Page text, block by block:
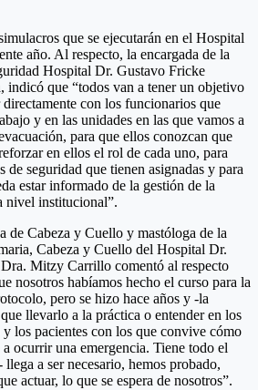
que se ejecutarán en el Hospital
año. Al respecto, la encargada de la
Hospital Dr. Gustavo Fricke
indicó que “todos van a tener un objetivo
con los funcionarios que
y en las unidades en las que vamos a
para que ellos conozcan que
en ellos el rol de cada uno, para
de seguridad que tienen asignadas y para
estar informado de la gestión de la
nivel institucional”.
de Cabeza y Cuello y mastóloga de la
Cabeza y Cuello del Hospital Dr.
Mitzy Carrillo comentó al respecto
nosotros habíamos hecho el curso para la
pero se hizo hace años y -la
llevarlo a la práctica o entender en los
y los pacientes con los que convive cómo
a ocurrir una emergencia. Tiene todo el
a ser necesario, hemos probado,
actuar, lo que se espera de nosotros”.